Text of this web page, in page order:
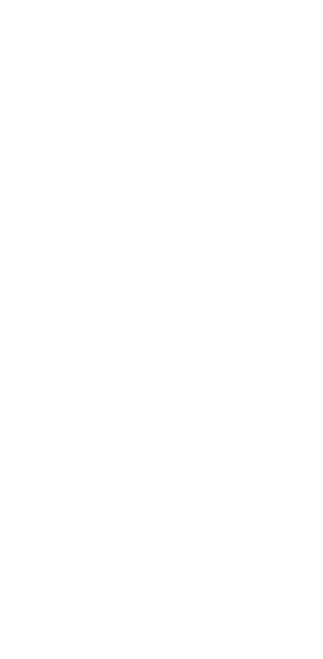
km), ki bo tudi v
velikih vzponov
dirki pričakujejo
trase kot tudi
Težavnost dirke
skoncentrirani in
četrto etapo, ki
kjer bo na 639
Svetino (697 m
Sloveniji. Seveda
dirke, ki bo
kolesarji, ki bodo
, dolgoletni